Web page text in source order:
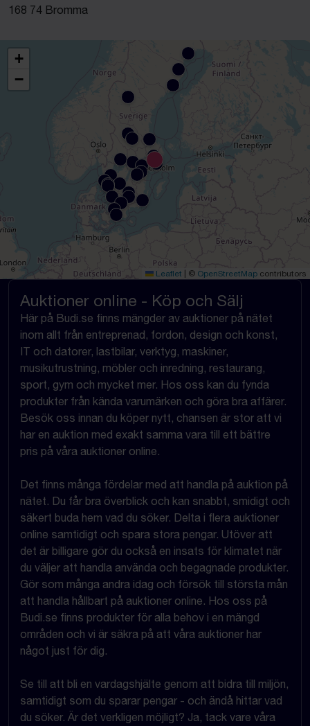
168 74 Bromma
+
−
Leaflet | © OpenStreetMap contributors
Auktioner online - Köp och Sälj
Här på Budi.se finns mängder av auktioner på nätet
inom allt från entreprenad, fordon, design och konst,
IT och datorer, lastbilar, verktyg, maskiner,
musikutrustning, möbler och inredning, restaurang,
sport, gym och mycket mer. Hos oss kan du fynda
produkter från kända varumärken och göra bra affärer.
Besök oss innan du köper nytt, chansen är stor att vi
har en auktion med exakt samma vara till ett bättre
pris på våra auktioner online.
Det finns många fördelar med att handla på auktion på
nätet. Du får bra överblick och kan snabbt, smidigt och
säkert buda hem vad du söker. Delta i flera auktioner
online samtidigt och spara stora pengar. Utöver att
det är billigare gör du också en insats för klimatet när
du väljer att handla använda och begagnade produkter.
Gör som många andra idag och försök till största mån
att handla hållbart på auktioner online. Hos oss på
Budi.se finns produkter för alla behov i en mängd
områden och vi är säkra på att våra auktioner har
något just för dig.
Se till att bli en vardagshjälte genom att bidra till miljön,
samtidigt som du sparar pengar - och ändå hittar vad
du söker. Är det verkligen möjligt? Ja, tack vare våra